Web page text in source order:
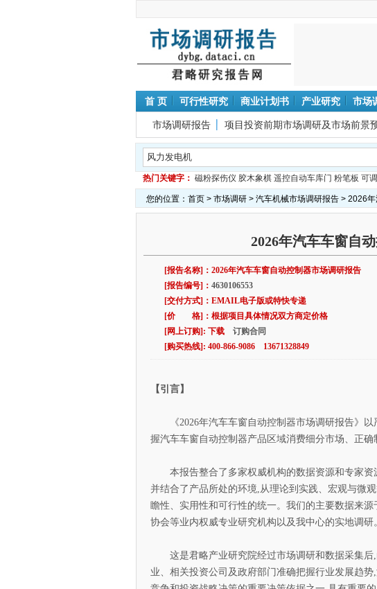
首 页 可行性研究 商业计划书 产业研究 市场
市场调研报告 项目投资前期市场调研及市场前景
热门关键字： 磁粉探伤仪 胶木象棋 遥控自动车库门 粉笔板 可
您的位置： 首页> 市场调研> 汽车机械市场调研报告> 2026年
2026年汽车车窗自
[报告名称]：2026年汽车车窗自动控制器市场调研报告
[报告编号]： 4630106553
[交付方式]：EMAIL电子版或特快专递
[价 格]：根据项目具体情况双方商定价格
[网上订购]: 下载 订购合同
[购买热线]: 400-866-9086 13671328849
【引言】
《2026年汽车车窗自动控制器市场调研报告》以
握汽车车窗自动控制器产品区域消费细分市场、正确
本报告整合了多家权威机构的数据资源和专家资
并结合了产品所处的环境,从理论到实践、宏观与微
瞻性、实用性和可行性的统一。我们的主要数据来
协会等业内权威专业研究机构以及我中心的实地调研。
这是君略产业研究院经过市场调研和数据采集后,
业、相关投资公司及政府部门准确把握行业发展趋